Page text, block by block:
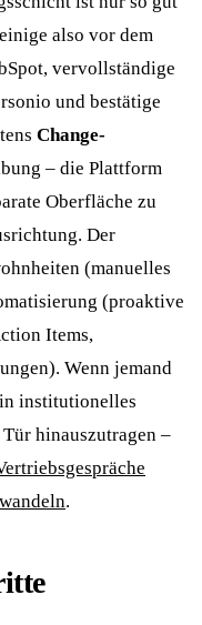
also vor dem
vervollständige
und bestätige
Change-
– die Plattform
Oberfläche zu
Der
(manuelles
(proaktive
Items,
Wenn jemand
institutionelles
hinauszutragen –
.